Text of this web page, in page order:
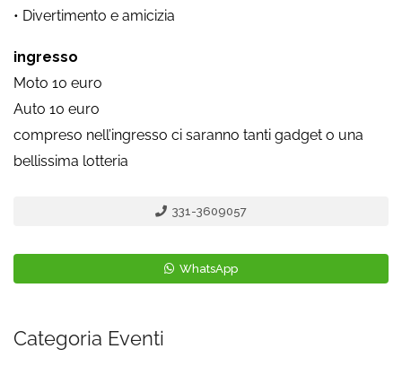
• Divertimento e amicizia
ingresso
Moto 10 euro
Auto 10 euro
compreso nell’ingresso ci saranno tanti gadget o una
bellissima lotteria
331-3609057
WhatsApp
Categoria Eventi